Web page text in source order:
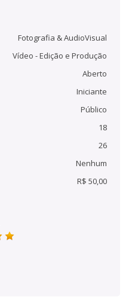
Fotografia & AudioVisual
Vídeo - Edição e Produção
Aberto
Iniciante
Público
18
26
Nenhum
R$ 50,00